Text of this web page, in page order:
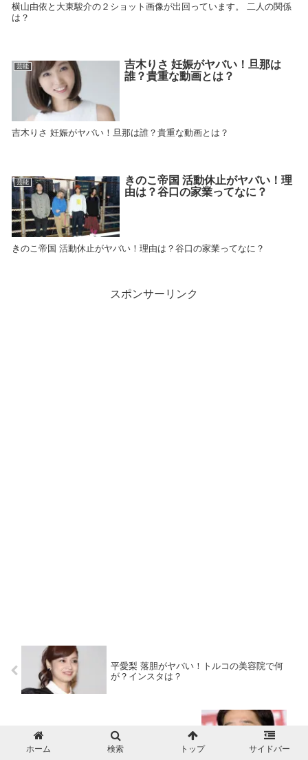
横山由依と大東駿介の２ショット画像が出回っています。 二人の関係
は？
芸能
吉木りさ 妊娠がヤバい！旦那は
誰？貴重な動画とは？
吉木りさ 妊娠がヤバい！旦那は誰？貴重な動画とは？
芸能
きのこ帝国 活動休止がヤバい！理
由は？谷口の家業ってなに？
きのこ帝国 活動休止がヤバい！理由は？谷口の家業ってなに？
スポンサーリンク
平愛梨 落胆がヤバい！トルコの美容院で何
が？インスタは？
坂上忍 怒りがヤバい！森田健作知事、災害に
人ごと過ぎる！ブチギレ？
ホーム 検索 トップ サイドバー